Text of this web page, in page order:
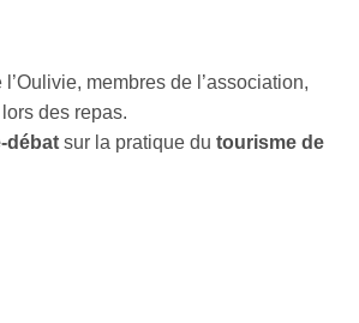
membres de l’association,
des repas.
débat sur la pratique du tourisme de